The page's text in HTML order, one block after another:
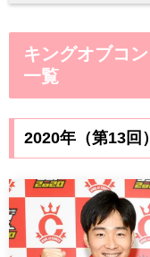
キングオブコ
一覧
2020年（第13回）